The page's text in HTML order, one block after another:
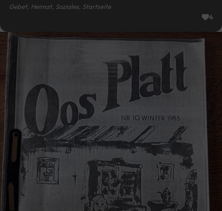
Gebet, Heimat, Soziales, Startseite
4